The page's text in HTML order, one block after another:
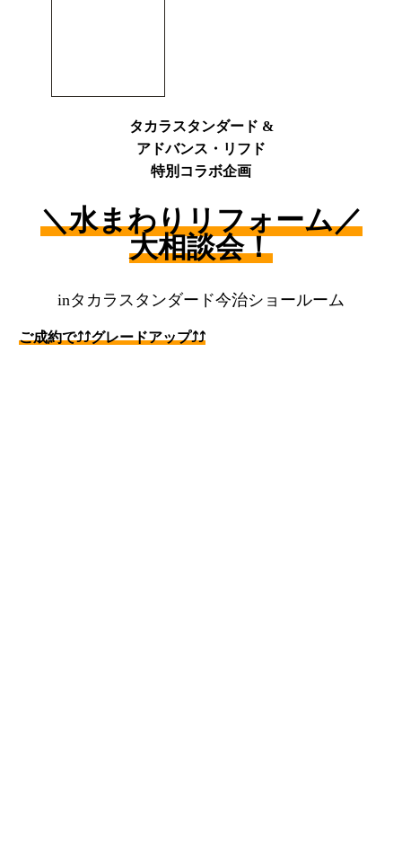
タカラスタンダード &
アドバンス・リフド
特別コラボ企画
＼水まわりリフォーム／
大相談会！
inタカラスタンダード今治ショールーム
ご成約で⤴⤴グレードアップ⤴⤴